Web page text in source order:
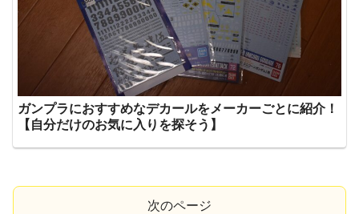
ガンプラにおすすめなデカールをメーカーごとに紹介！
【自分だけのお気に入りを探そう】
次のページ